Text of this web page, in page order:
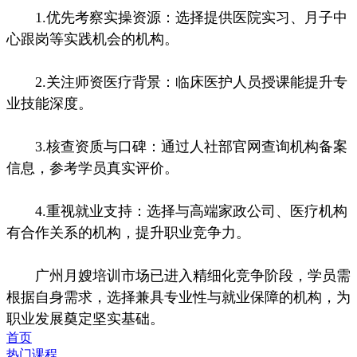
1.优先考察实操资源：选择提供医院实习、月子中
心跟岗等实践机会的机构。
2.关注师资医疗背景：临床医护人员授课能提升专
业技能深度。
3.核查资质与口碑：通过人社部官网查询机构备案
信息，参考学员真实评价。
4.重视就业支持：选择与高端家政公司、医疗机构
有合作关系的机构，提升职业竞争力。
广州月嫂培训市场已进入精细化竞争阶段，学员需
根据自身需求，选择兼具专业性与就业保障的机构，为
职业发展奠定坚实基础。
首页
热门课程